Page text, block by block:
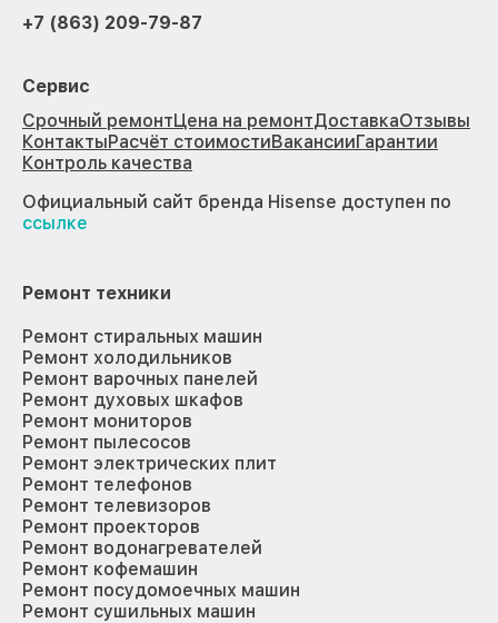
+7 (863) 209-79-87
Сервис
Срочный ремонтЦена на ремонтДоставкаОтзывы
КонтактыРасчёт стоимостиВакансииГарантии
Контроль качества
Официальный сайт бренда Hisense доступен по
ссылке
Ремонт техники
Ремонт стиральных машин
Ремонт холодильников
Ремонт варочных панелей
Ремонт духовых шкафов
Ремонт мониторов
Ремонт пылесосов
Ремонт электрических плит
Ремонт телефонов
Ремонт телевизоров
Ремонт проекторов
Ремонт водонагревателей
Ремонт кофемашин
Ремонт посудомоечных машин
Ремонт сушильных машин